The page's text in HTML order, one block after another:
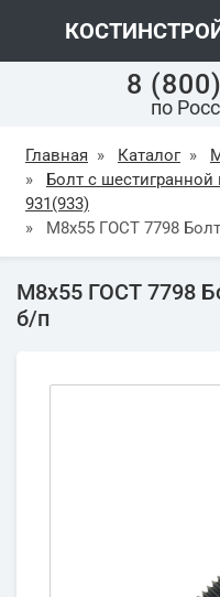
8
по
Главная » Каталог »
»
Болт с
931(933)
»
М8х55 ГОСТ 7798
М8х55 ГОСТ 7798
б/п